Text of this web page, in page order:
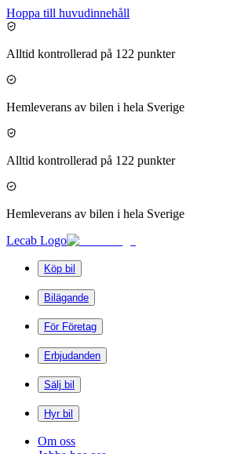
Hoppa till huvudinnehåll
Alltid kontrollerad på 122 punkter
Hemleverans av bilen i hela Sverige
Alltid kontrollerad på 122 punkter
Hemleverans av bilen i hela Sverige
Lecab Logo
Köp bil
Bilägande
För Företag
Erbjudanden
Sälj bil
Hyr bil
Om oss